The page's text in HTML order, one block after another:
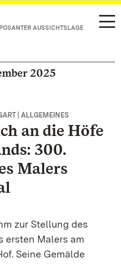
AUSSICHTSLAGE
2025
| ALLGEMEINES
an die Höfe
300.
Malers
zur Stellung des
ersten Malers am
Seine Gemälde